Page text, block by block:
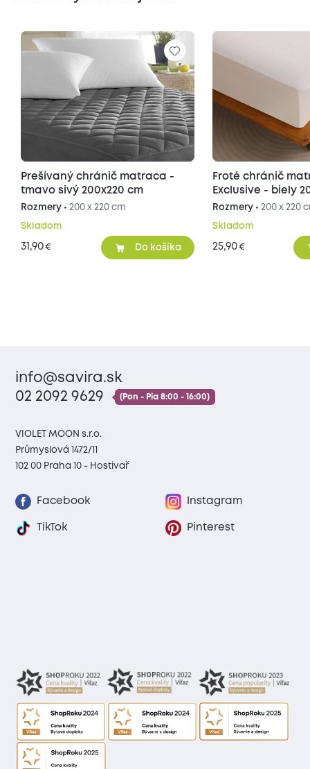
Prešívaný chránič matraca -
tmavo sivý 200x220 cm
Rozmery • 200 x 220 cm
Skladom
31,90€ Do košíka
Froté chránič
Exclusive - biely
Rozmery •200 x 220
Skladom
25,90€
info@savira.sk
02 2092 9629
(Pon - Pia 8:00 - 16:00)
VIOLET MOON s.r.o.
Průmyslová 1472/11
102 00 Praha 10 - Hostivař
Facebook Instagram
TikTok Pinterest